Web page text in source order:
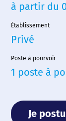
Accueil
Nous choisir
Nos agences
Nos
à partir du
Établissement
Privé
Poste à pourvoir
1 poste à
Je